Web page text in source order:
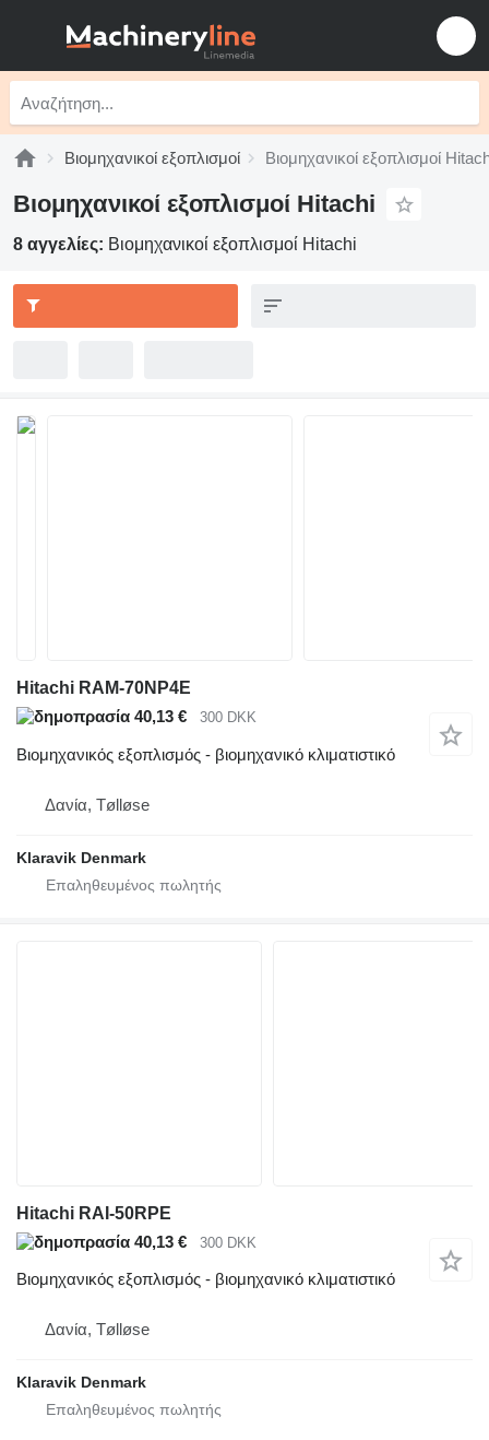
Βιομηχανικοί εξοπλισμοί Βιομηχανικοί εξοπλισμοί
Βιομηχανικοί εξοπλισμοί Hitachi
8 αγγελίες: Βιομηχανικοί εξοπλισμοί Hitachi
Hitachi RAM-70NP4E
40,13 €
300 DKK
Βιομηχανικός εξοπλισμός - βιομηχανικό κλιματιστικό
Δανία, Tølløse
Klaravik Denmark
Hitachi RAI-50RPE
40,13 €
300 DKK
Βιομηχανικός εξοπλισμός - βιομηχανικό κλιματιστικό
Δανία, Tølløse
Klaravik Denmark